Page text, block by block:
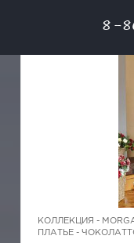
8-
КОЛЛЕКЦИЯ -
ПЛАТЬЕ -